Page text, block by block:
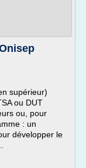
supérieur)
ou DUT
ou, pour
: un
développer le